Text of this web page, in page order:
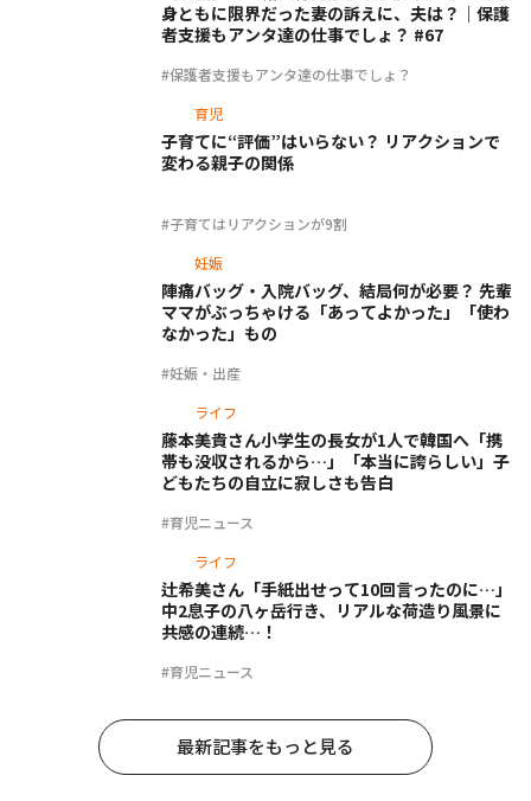
#保護者支援もアンタ達の仕事でしょ？
身ともに限界だった妻の訴えに、夫は？｜保護
者支援もアンタ達の仕事でしょ？ #67
育児
#子育てはリアクションが9割
子育てに“評価”はいらない？ リアクションで
変わる親子の関係
妊娠
#妊娠・出産
陣痛バッグ・入院バッグ、結局何が必要？ 先輩
ママがぶっちゃける「あってよかった」「使わ
なかった」もの
ライフ
#育児ニュース
藤本美貴さん小学生の長女が1人で韓国へ「携
帯も没収されるから…」「本当に誇らしい」子
どもたちの自立に寂しさも告白
ライフ
#育児ニュース
辻希美さん「手紙出せって10回言ったのに…」
中2息子の八ヶ岳行き、リアルな荷造り風景に
共感の連続…！
最新記事をもっと見る